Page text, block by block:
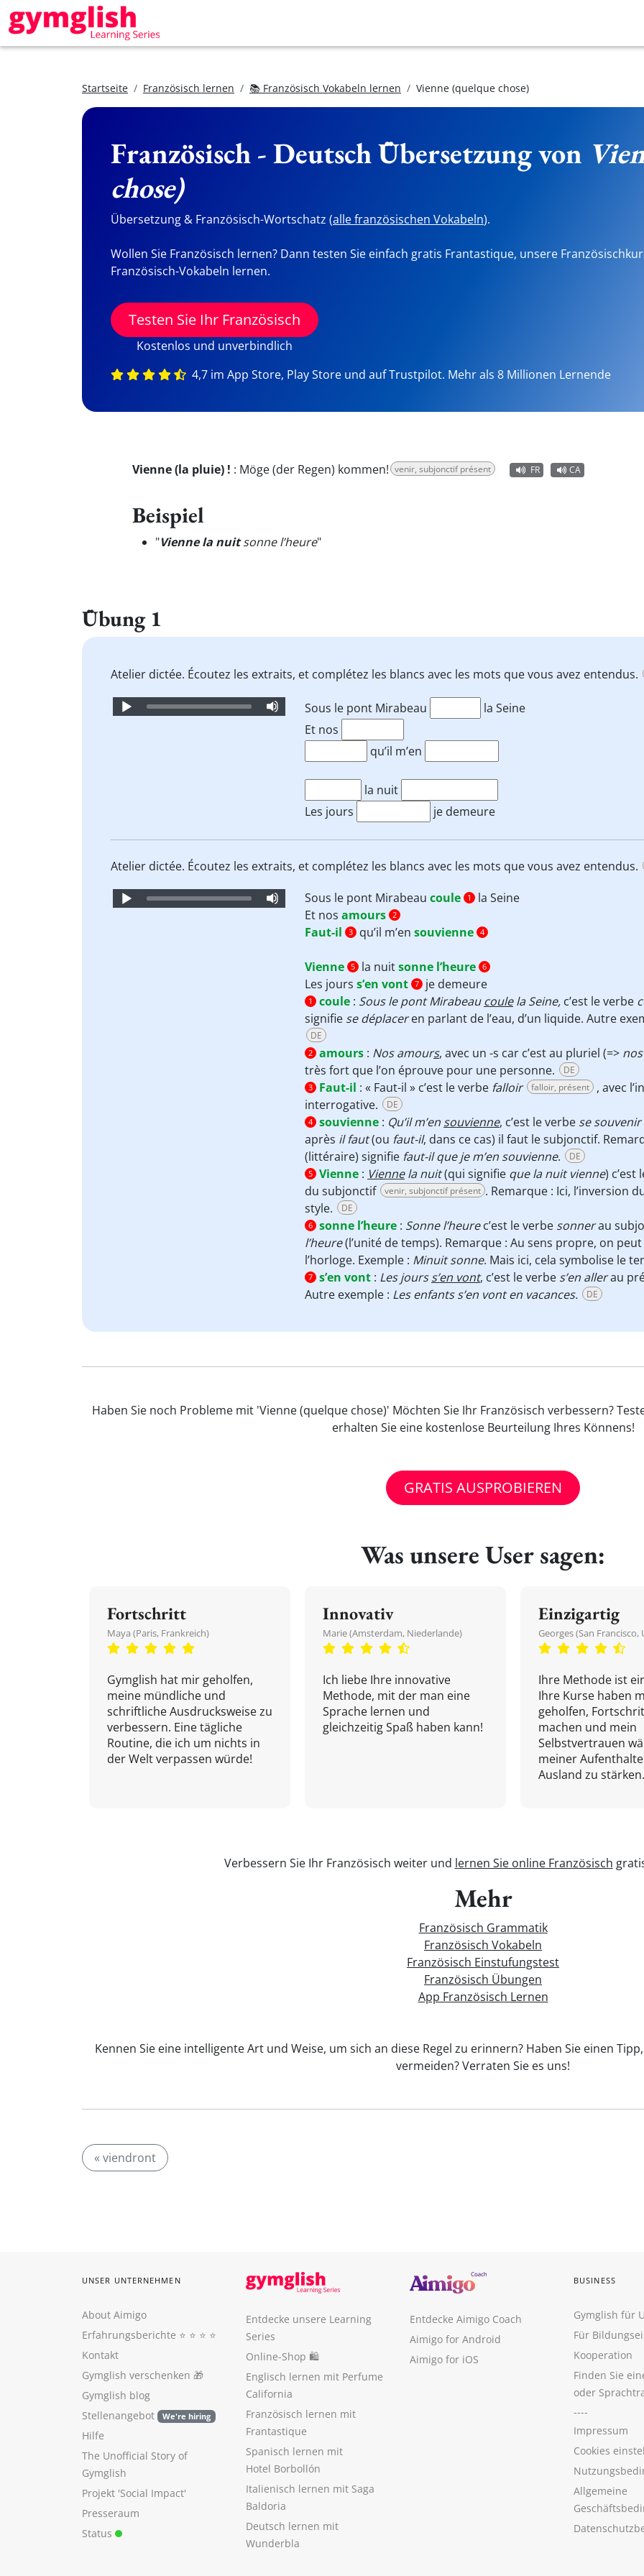
Startseite Französisch lernen 📚 Französisch Vokabeln lernen Vienne (quelque chose)
Französisch - Deutsch Übersetzung von
chose)
Übersetzung & Französisch-Wortschatz (alle französischen Vokabeln).
Wollen Sie Französisch lernen? Dann testen Sie einfach gratis Frantastique, unsere
Französisch-Vokabeln lernen.
Testen Sie Ihr Französisch
Kostenlos und unverbindlich
4,7 im App Store, Play Store und auf Trustpilot. Mehr als 8 Millionen Lernende
Vienne (la pluie) ! : Möge (der Regen) kommen! venir, subjonctif présent FR CA
Beispiel
"Vienne la nuitsonne l’heure"
Übung 1
Atelier dictée. Écoutez les extraits, et complétez les blancs avec les mots que vous avez entendus.
Audio
Sous le pont Mirabeau
la Seine
Et nos
qu’il m’en
la nuit
Les jours
je demeure
Atelier dictée. Écoutez les extraits, et complétez les blancs avec les mots que vous avez entendus.
Audio
Sous le pont Mirabeau coule 1
la Seine
Et nos amours 2
Faut-il 3 qu’il m’en souvienne 4
Vienne 5 la nuitsonne l’heure 6
Les jours s’en vont 7 je demeure
1 coule : Sous le pont Mirabeaucoulela Seine, c’est le verbe
signifie se déplaceren parlant de l’eau, d’un liquide. Autre
DE
2 amours : Nos amours, avec un -s car c’est au pluriel (=>
très fort que l’on éprouve pour une personne.
DE
3 Faut-il : « Faut-il » c’est le verbe falloir falloir, présent
, avec
interrogative.
DE
4 souvienne : Qu’il m’en souvienne, c’est le verbe se souvenir
après il faut(ou faut-il, dans ce cas) il faut le subjonctif.
(littéraire) signifie faut-il que je m’en souvienne. DE
5 Vienne : Viennela nuit(qui signifie que la nuit vienne) c’est
du subjonctif
venir, subjonctif présent . Remarque : Ici, l’inversion
style.
DE
6 sonne l’heure : Sonne l’heurec’est le verbe sonnerau
l’heure(l’unité de temps). Remarque : Au sens propre, on peut
l’horloge. Exemple : Minuit sonne. Mais ici, cela symbolise le
7 s’en vont : Les jourss’en vont, c’est le verbe s’en allerau
Autre exemple : Les enfants s’en vont en vacances. DE
Haben Sie noch Probleme mit 'Vienne (quelque chose)' Möchten Sie Ihr Französisch verbessern?
erhalten Sie eine kostenlose Beurteilung Ihres Könnens!
GRATIS AUSPROBIEREN
Was unsere User sagen:
Fortschritt
Maya (Paris, Frankreich)
Gymglish hat mir geholfen,
meine mündliche und
schriftliche Ausdrucksweise zu
verbessern. Eine tägliche
Routine, die ich um nichts in
der Welt verpassen würde!
Innovativ
Marie (Amsterdam, Niederlande)
Ich liebe Ihre innovative
Methode, mit der man eine
Sprache lernen und
gleichzeitig Spaß haben kann!
Einzigartig
Georges (San Francisco,
Ihre Methode ist
Ihre Kurse haben
geholfen,
machen und mein
Selbstvertrauen
meiner
Ausland zu
Verbessern Sie Ihr Französisch weiter und lernen Sie online Französisch
Mehr
Französisch Grammatik
Französisch Vokabeln
Französisch Einstufungstest
Französisch Übungen
App Französisch Lernen
Kennen Sie eine intelligente Art und Weise, um sich an diese Regel zu erinnern? Haben Sie einen
vermeiden? Verraten Sie es uns!
« viendront
UNSER UNTERNEHMEN
About Aimigo
Erfahrungsberichte ⭐️ ⭐️ ⭐️ ⭐️
Kontakt
Gymglish verschenken 🎁
Gymglish blog
Stellenangebot
We're hiring
Hilfe
The Unofficial Story of
Gymglish
Projekt 'Social Impact'
Presseraum
Status
Entdecke unsere Learning
Series
Online-Shop 🛍
Englisch lernen mit Perfume
California
Französisch lernen mit
Frantastique
Spanisch lernen mit
Hotel Borbollón
Italienisch lernen mit Saga
Baldoria
Deutsch lernen mit
Wunderbla
Entdecke Aimigo Coach
Aimigo for Android
Aimigo for iOS
BUSINESS
Gymglish für
Für
Kooperation
Finden Sie
oder
----
Impressum
Cookies
Allgemeine